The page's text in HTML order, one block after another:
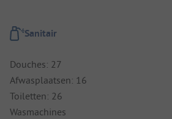
Sanitair
Douches: 27
Afwasplaatsen: 16
Toiletten: 26
Wasmachines